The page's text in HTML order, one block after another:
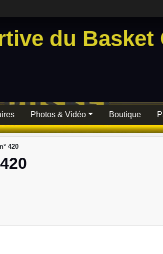
du Basket
Photos & Vidéo Boutique
420